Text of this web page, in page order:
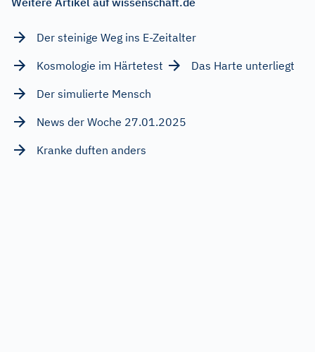
Der steinige Weg ins E-Zeitalter
Kosmologie im Härtetest
Das Harte unterliegt
Der simulierte Mensch
News der Woche 27.01.2025
Kranke duften anders